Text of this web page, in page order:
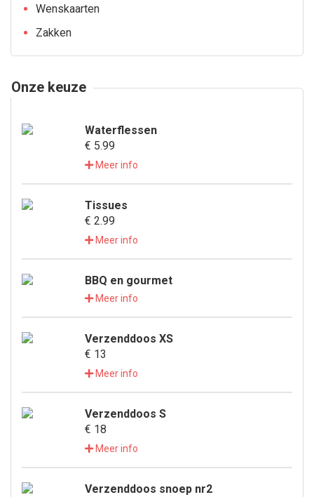
Wenskaarten
Zakken
Onze keuze
Waterflessen
€ 5.99
Meer info
Tissues
€ 2.99
Meer info
BBQ en gourmet
Meer info
Verzenddoos XS
€ 13
Meer info
Verzenddoos S
€ 18
Meer info
Verzenddoos snoep nr2